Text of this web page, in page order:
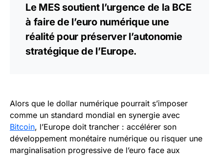
Le MES soutient l’urgence de la BCE
à faire de l’euro numérique une
réalité pour préserver l’autonomie
stratégique de l’Europe.
Alors que le dollar numérique pourrait s’imposer
comme un standard mondial en synergie avec
Bitcoin, l’Europe doit trancher : accélérer son
développement monétaire numérique ou risquer une
marginalisation progressive de l’euro face aux